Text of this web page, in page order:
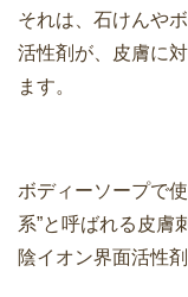
それは、石けんや
活性剤が、皮膚に
ます。
ボディーソープで
系”と呼ばれる皮膚
陰イオン界面活性